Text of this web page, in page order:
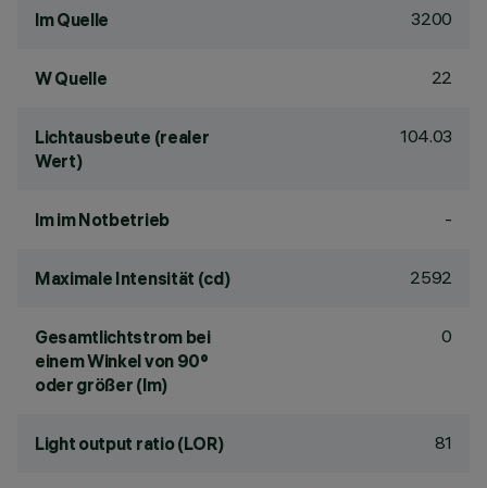
lm Quelle 3200
W Quelle 22
Lichtausbeute (realer
Wert)
104.03
lm im Notbetrieb -
Maximale Intensität (cd) 2592
Gesamtlichtstrom bei
einem Winkel von 90°
oder größer (lm)
0
Light output ratio (LOR) 81